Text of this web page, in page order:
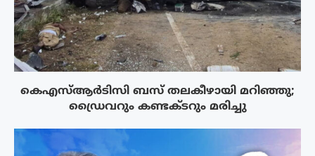
കെഎസ്ആർടിസി ബസ് തലകീഴായി മറിഞ്ഞു;
ഡ്രൈവറും കണ്ടക്ടറും മരിച്ചു